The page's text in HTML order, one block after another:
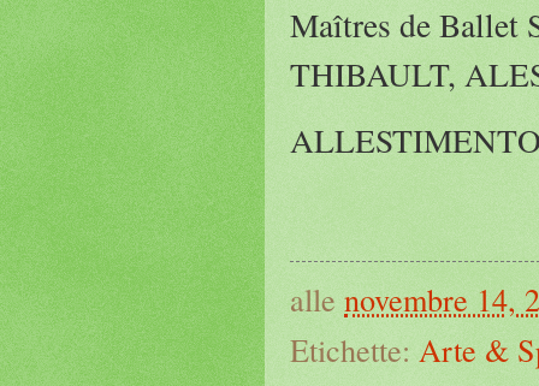
Maîtres de
THIBAULT,
alle novembre 14,
Etichette: Arte &